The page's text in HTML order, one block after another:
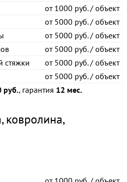
от1000 руб. / объект
от5000 руб. / объект
от5000 руб. / объект
от5000 руб. / объект
стяжки
от5000 руб. / объект
от5000 руб. / объект
руб., гарантия 12 мес.
ковролина,